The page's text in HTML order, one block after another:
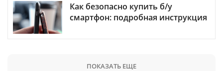
Как безопасно купить б/у
смартфон: подробная инструкция
ПОКАЗАТЬ ЕЩЕ